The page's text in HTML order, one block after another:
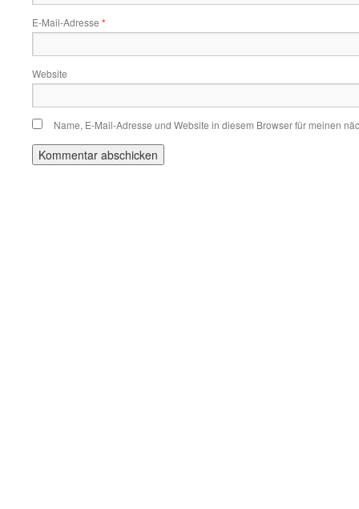
E-Mail-Adresse *
Website
Name, E-Mail-Adresse und Website in diesem Browser für meinen